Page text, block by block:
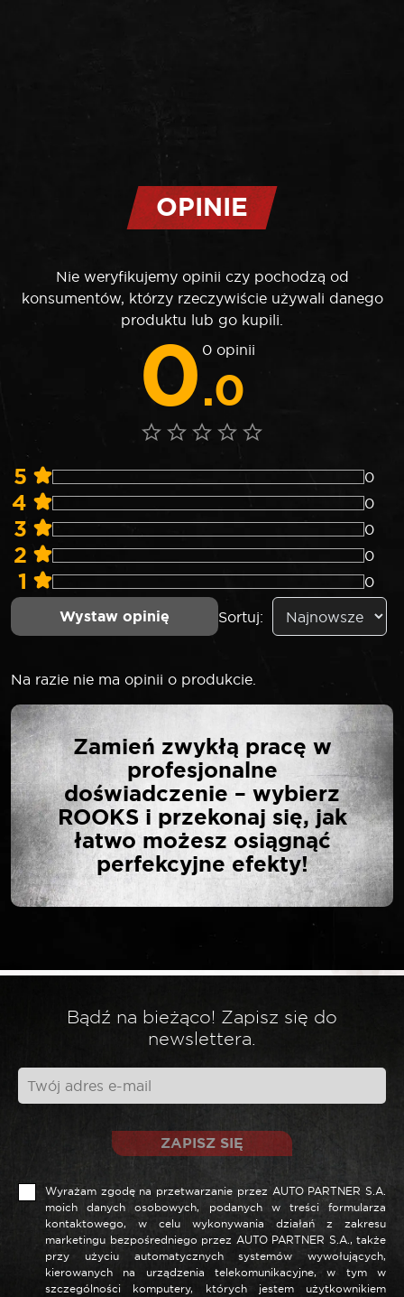
OPINIE
Nie weryfikujemy opinii czy pochodzą od
konsumentów, którzy rzeczywiście używali danego
produktu lub go kupili.
0.0
0 opinii
5 0
4 0
3 0
2 0
1 0
Wystaw opinię Sortuj:
Na razie nie ma opinii o produkcie.
NAPISZ PIERWSZĄ
OPINIĘ O „ROOKS
NASADKA 1/2″ 6-KĄTNA
DŁUGA 9 MM”
Twój adres email nie zostanie opublikowany.
Wymagane pola są oznaczone
*
Twoja opinia*
Nazwa *
Zamień zwykłą pracę w
profesjonalne
doświadczenie – wybierz
ROOKS i przekonaj się, jak
łatwo możesz osiągnąć
perfekcyjne efekty!
Bądź na bieżąco! Zapisz się do
newslettera.
ZAPISZ SIĘ
Wyrażam zgodę na przetwarzanie przez AUTO PARTNER S.A.
moich danych osobowych, podanych w treści formularza
kontaktowego, w celu wykonywania działań z zakresu
marketingu bezpośredniego przez AUTO PARTNER S.A., także
przy użyciu automatycznych systemów wywołujących,
kierowanych na urządzenia telekomunikacyjne, w tym w
szczególności komputery, których jestem użytkownikiem